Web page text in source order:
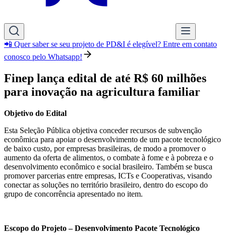
📲 Quer saber se seu projeto de PD&I é elegível? Entre em contato
conosco pelo Whatsapp!
Finep lança edital de até R$ 60 milhões
para inovação na agricultura familiar
Objetivo do Edital
Esta Seleção Pública objetiva conceder recursos de subvenção
econômica para apoiar o desenvolvimento de um pacote tecnológico
de baixo custo, por empresas brasileiras, de modo a promover o
aumento da oferta de alimentos, o combate à fome e à pobreza e o
desenvolvimento econômico e social brasileiro. Também se busca
promover parcerias entre empresas, ICTs e Cooperativas, visando
conectar as soluções no território brasileiro, dentro do escopo do
grupo de concorrência apresentado no item.
Escopo do Projeto – Desenvolvimento Pacote Tecnológico